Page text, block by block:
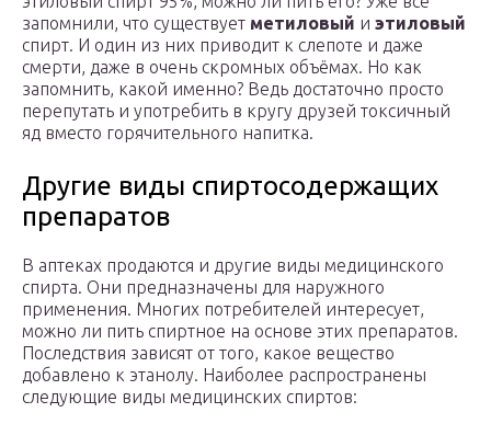
запомнили, что существует метиловый и этиловый
спирт. И один из них приводит к слепоте и даже
смерти, даже в очень скромных объёмах. Но как
запомнить, какой именно? Ведь достаточно просто
перепутать и употребить в кругу друзей токсичный
яд вместо горячительного напитка.
Другие виды спиртосодержащих
препаратов
В аптеках продаются и другие виды медицинского
спирта. Они предназначены для наружного
применения. Многих потребителей интересует,
можно ли пить спиртное на основе этих препаратов.
Последствия зависят от того, какое вещество
добавлено к этанолу. Наиболее распространены
следующие виды медицинских спиртов: